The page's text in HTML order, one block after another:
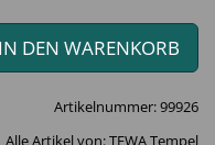
IN DEN WARENKORB
Artikelnummer:99926
Alle Artikel von:TEWA Tempel